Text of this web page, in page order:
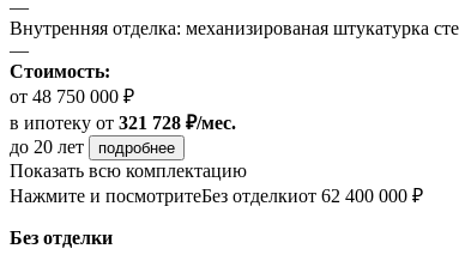
—
Внутренняя отделка: механизированая штукатурка
—
Стоимость:
от 48 750 000 ₽
в ипотеку от 321 728 ₽/мес.
до 20 лет
подробнее
Показать всю комплектацию
Нажмите и посмотритеБез отделкиот 62 400 000 ₽
Без отделки